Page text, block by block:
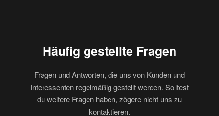
Häufig gestellte Fragen
Fragen und Antworten, die uns von Kunden und
Interessenten regelmäßig gestellt werden. Solltest
du weitere Fragen haben, zögere nicht uns zu
kontaktieren.